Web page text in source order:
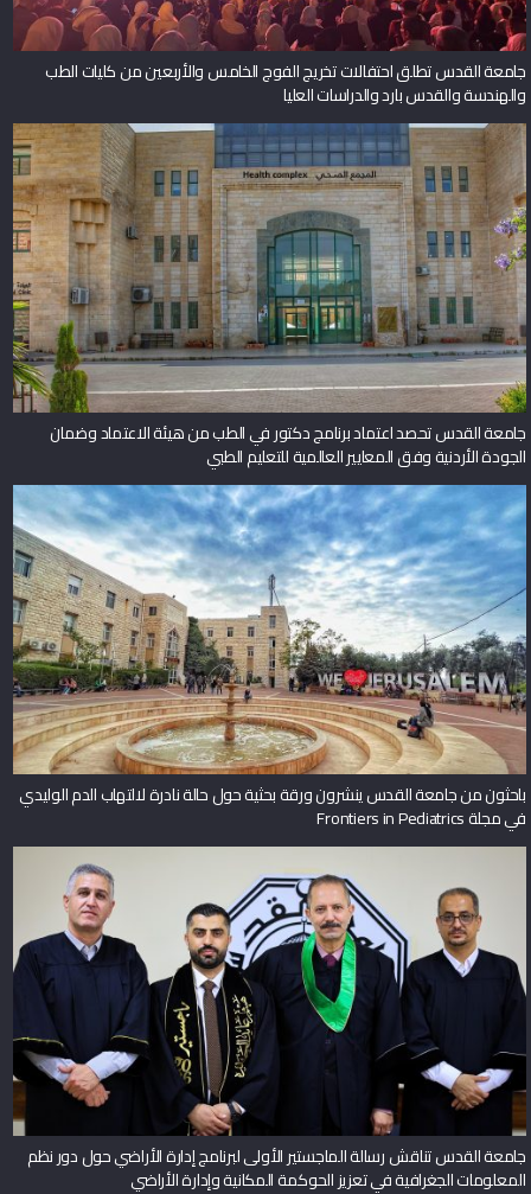
جامعة القدس تطلق احتفالات تخريج الفوج الخامس والأربعين من كليات الطب
والهندسة والقدس بارد والدراسات العليا
جامعة القدس تحصد اعتماد برنامج دكتور في الطب من هيئة الاعتماد وضمان
الجودة الأردنية وفق المعايير العالمية للتعليم الطبي
باحثون من جامعة القدس ينشرون ورقة بحثية حول حالة نادرة لالتهاب الدم الوليدي
في مجلة Frontiers in Pediatrics
جامعة القدس تناقش رسالة الماجستير الأولى لبرنامج إدارة الأراضي حول دور نظم
المعلومات الجغرافية في تعزيز الحوكمة المكانية وإدارة الأراضي